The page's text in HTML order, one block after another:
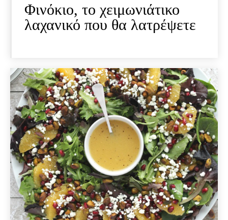
Φινόκιο, το χειμωνιάτικο
λαχανικό που θα λατρέψετε